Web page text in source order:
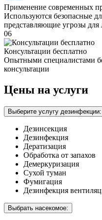
Применение современных
Используются безопасные
представляющие угрозы
06
Консультации бесплатно
Опытными специалистами
консультации
Цены на услуги
Выберите услугу дезинфекции:
Дезинсекция
Дезинфекция
Дератизация
Обработка от запахов
Демеркуризация
Сухой туман
Фумигация
Дезинфекция
Выбрать насекомое: